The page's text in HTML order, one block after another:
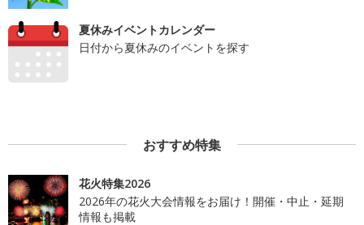
夏休みイベントカレンダー
日付から夏休みのイベントを探す
おすすめ特集
花火特集2026
2026年の花火大会情報をお届け！開催・中止・延期
情報も掲載